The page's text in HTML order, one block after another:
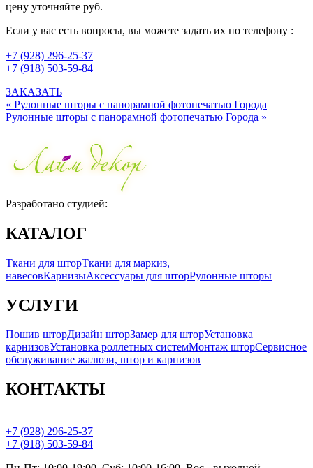
цену уточняйте руб.
Если у вас есть вопросы, вы можете задать их по телефону :
+7 (928) 296-25-37
+7 (918) 503-59-84
ЗАКАЗАТЬ
« Рулонные шторы с панорамной фотопечатью Города
Рулонные шторы с панорамной фотопечатью Города »
Разработано студией:
КАТАЛОГ
Ткани для шторТкани для маркиз,
навесовКарнизыАксессуары для шторРулонные шторы
УСЛУГИ
Пошив шторДизайн шторЗамер для шторУстановка
карнизовУстановка роллетных системМонтаж шторСервисное
обслуживание жалюзи, штор и карнизов
КОНТАКТЫ
+7 (928) 296-25-37
+7 (918) 503-59-84